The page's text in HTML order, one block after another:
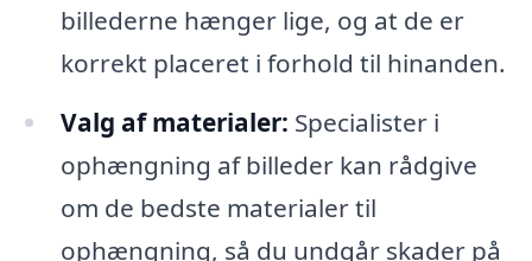
billederne hænger lige, og at de er
korrekt placeret i forhold til hinanden.
Valg af materialer: Specialister i
ophængning af billeder kan rådgive
om de bedste materialer til
ophængning, så du undgår skader på